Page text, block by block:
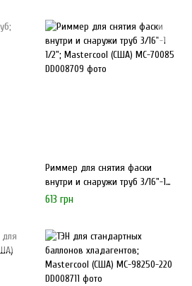
Риммер для снятия фаски
внутри и снаружи труб 3/16"-1
1/2"; Mastercool (США) МС-70085
613 грн